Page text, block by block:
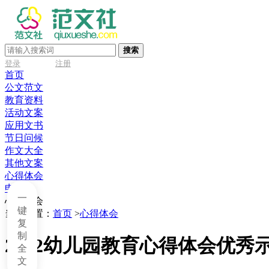
搜索
登录
注册
首页
公文范文
教育资料
活动文案
应用文书
节日问候
作文大全
其他文案
心得体会
申请书
心得体会
当前位置： 首页 >心得体会
2022幼儿园教育心得体会优秀
一
键
复
制
全
文